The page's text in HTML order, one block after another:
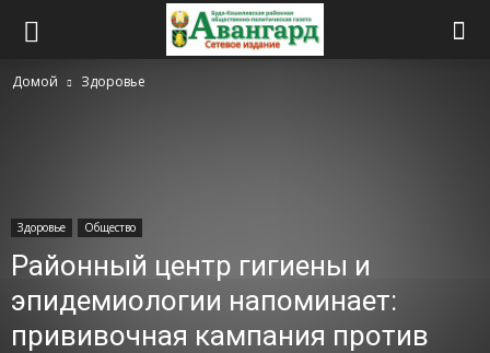
Домой Здоровье
Здоровье Общество
Районный центр гигиены и
эпидемиологии напоминает:
прививочная кампания против